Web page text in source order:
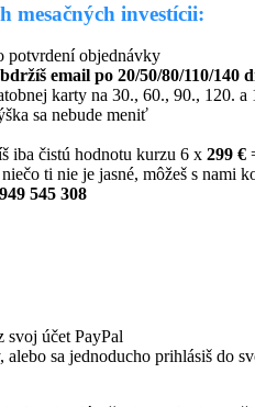
mesačných investícii:
potvrdení objednávky
email po 20/50/80/110/140
karty na 30., 60., 90., 120.
sa nebude meniť
iba čistú hodnotu kurzu 6 x 299 €
ti nie je jasné, môžeš s nami
545 308
svoj účet PayPal
sa jednoducho prihlásiš do